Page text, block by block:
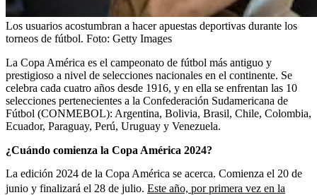
Los usuarios acostumbran a hacer apuestas deportivas durante los
torneos de fútbol. Foto: Getty Images
La Copa América es el campeonato de fútbol más antiguo y
prestigioso a nivel de selecciones nacionales en el continente. Se
celebra cada cuatro años desde 1916, y en ella se enfrentan las 10
selecciones pertenecientes a la Confederación Sudamericana de
Fútbol (CONMEBOL): Argentina, Bolivia, Brasil, Chile, Colombia,
Ecuador, Paraguay, Perú, Uruguay y Venezuela.
¿Cuándo comienza la Copa América 2024?
La edición 2024 de la Copa América se acerca. Comienza el 20 de
junio y finalizará el 28 de julio. Este año, por primera vez en la